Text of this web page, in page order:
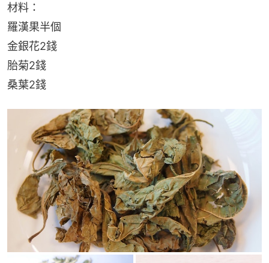
材料：
羅漢果半個
金銀花2錢
胎菊2錢
桑葉2錢